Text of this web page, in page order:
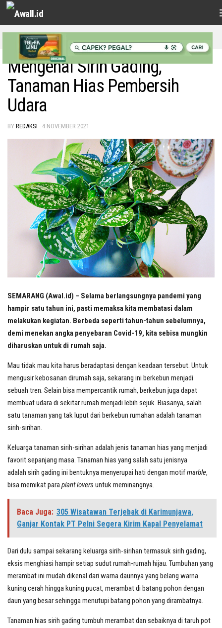
Skip to content
HIBURAN/LIFESTYLE
Mengenal Sirih Gading,
Tanaman Hias Pembersih
Udara
BY REDAKSI · 4 NOVEMBER 2021
SEMARANG (Awal.id) – Selama berlangsungnya pandemi yang
hampir satu tahun ini, pasti memaksa kita membatasi dalam
melakukan kegiatan. Berbeda seperti tahun-tahun sebelumnya,
demi menekan angka penyebaran Covid-19, kita sebisa mungkin
diharuskan untuk di rumah saja.
Mau tidak mau kita harus beradaptasi dengan keadaan tersebut. Untuk
mengusir kebosanan dirumah saja, sekarang ini berkebun menjadi
sebuah tren. Selain bisa mempercantik rumah, berkebun juga dapat
membuat udara di sekitar rumah menjadi lebih sejuk. Biasanya, salah
satu tanaman yang tak luput dari berkebun rumahan adalah tanaman
sirih-sirihan.
Keluarga tanaman sirih-sirihan adalah jenis tanaman hias yang menjadi
favorit sepanjang masa. Tanaman hias yang salah satu jenisnya
adalah sirih gading ini bentuknya menyerupai hati dengan motifmarble,
bisa memikat paraplant lovers untuk meminangnya.
Baca Juga: 305 Wisatawan Terjebak di Karimunjawa,
Ganjar Kontak PT Pelni Segera Kirim Kapal Penyelamat
Dari dulu sampai sekarang keluarga sirih-sirihan termasuk sirih gading,
eksis menghiasi hampir setiap sudut rumah-rumah hijau. Tumbuhan yang
merambat ini mudah dikenal dari warna daunnya yang belang warna
kuning cerah hingga kuning pucat, merambat di batang pohon dengan
daun yang besar sehingga menutupi batang pohon yang dirambatnya.
Tanaman hias sirih gading tumbuh merambat dan sebaiknya di taruh pot